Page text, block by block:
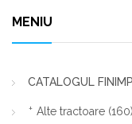
MENIU
CATALOGUL
Alte tractoare (160)